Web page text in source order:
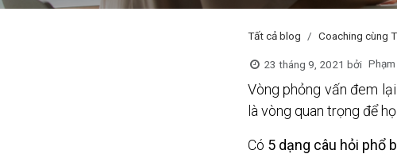
Tất cả blog Coaching cùng
23 tháng 9, 2021 bởi
Vòng phỏng vấn đem
là vòng quan trọng để
Có 5 dạng câu hỏi phổ